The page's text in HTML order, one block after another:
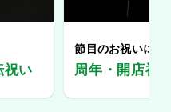
祝い
節目のお祝いに、
周年・開店祝